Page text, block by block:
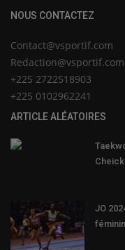
NOUS CONTACTEZ
Contact@vsportif.com
Redaction@vsportif.com
+225 2722518903
+225 0102962241
ARTICLE ALÉATOIRES
JO
féminin